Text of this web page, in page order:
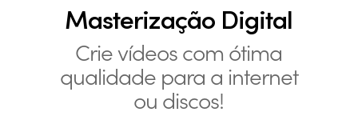
Masterização Digital
Crie vídeos com ótima
qualidade para a internet
ou discos!